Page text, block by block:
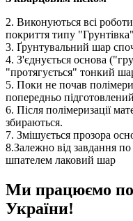
2. Виконуються всі
покриття типу "Грунтівка"
3. Ґрунтувальний шар
4. З'єднується основа
"протягується" тонкий
5. Поки не почав
попередньо
6. Після полімеризації
збираються.
7. Змішується прозора
8.Залежно від завдання
шпателем лаковий шар
Ми працюємо по
України!